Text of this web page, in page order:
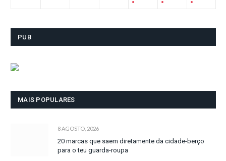
PUB
MAIS POPULARES
8 AGOSTO, 2026
20 marcas que saem diretamente da cidade-berço
para o teu guarda-roupa